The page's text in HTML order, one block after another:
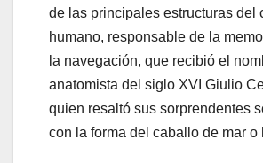
de las principales estructuras del
humano, responsable de la
la navegación, que recibió el
anatomista del siglo XVI Giulio
quien resaltó sus sorprendentes
con la forma del caballo de mar o